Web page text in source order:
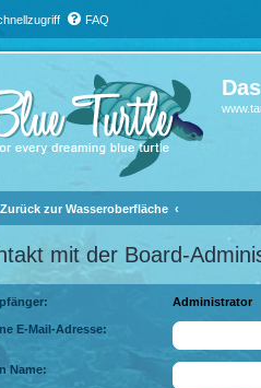
FAQ
Zurück zur Wasseroberfläche
mit der Board-
Administrator
E-Mail-Adresse:
Name: